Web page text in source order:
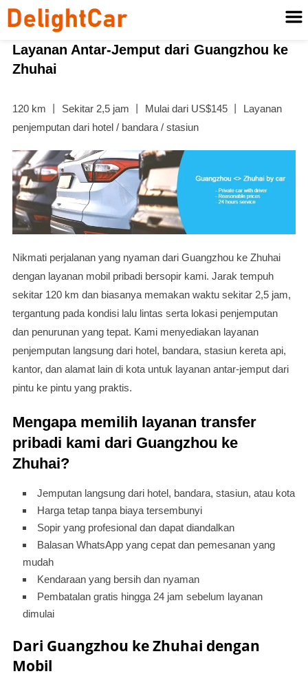
Layanan Antar-Jemput dari Guangzhou ke
Zhuhai
120 km 丨 Sekitar 2,5 jam 丨 Mulai dari US$145 丨 Layanan
penjemputan dari hotel / bandara / stasiun
Nikmati perjalanan yang nyaman dari Guangzhou ke Zhuhai
dengan layanan mobil pribadi bersopir kami. Jarak tempuh
sekitar 120 km dan biasanya memakan waktu sekitar 2,5 jam,
tergantung pada kondisi lalu lintas serta lokasi penjemputan
dan penurunan yang tepat. Kami menyediakan layanan
penjemputan langsung dari hotel, bandara, stasiun kereta api,
kantor, dan alamat lain di kota untuk layanan antar-jemput dari
pintu ke pintu yang praktis.
Mengapa memilih layanan transfer
pribadi kami dari Guangzhou ke
Zhuhai?
Jemputan langsung dari hotel, bandara, stasiun, atau kota
Harga tetap tanpa biaya tersembunyi
Sopir yang profesional dan dapat diandalkan
Balasan WhatsApp yang cepat dan pemesanan yang
mudah
Kendaraan yang bersih dan nyaman
Pembatalan gratis hingga 24 jam sebelum layanan
dimulai
Dari Guangzhou ke Zhuhai dengan
Mobil